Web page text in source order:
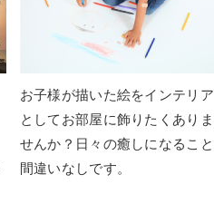
お子様が描いた絵をインテリア
としてお部屋に飾りたくありま
せんか？日々の癒しになること
間違いなしです。